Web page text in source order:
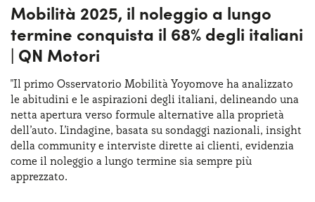
Mobilità 2025, il noleggio a lungo
termine conquista il 68% degli italiani
| QN Motori
"Il primo Osservatorio Mobilità Yoyomove ha analizzato
le abitudini e le aspirazioni degli italiani, delineando una
netta apertura verso formule alternative alla proprietà
dell’auto. L’indagine, basata su sondaggi nazionali, insight
della community e interviste dirette ai clienti, evidenzia
come il noleggio a lungo termine sia sempre più
apprezzato.